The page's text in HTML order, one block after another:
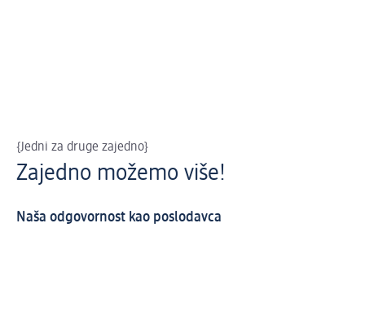
{Jedni za druge zajedno}
Zajedno možemo više!
Naša odgovornost kao poslodavca